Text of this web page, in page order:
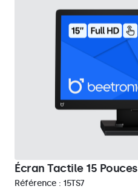
Écran Tactile 15 Pouces
Référence : 15TS7